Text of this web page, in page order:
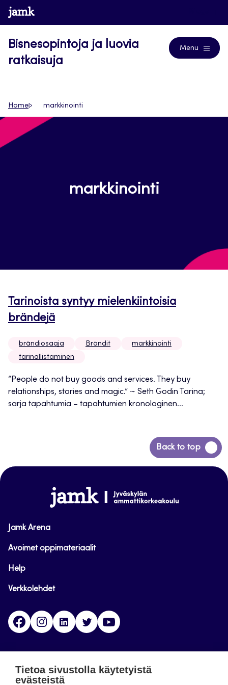
Siirry
suoraan
www.jamk.fi
Bisnesopintoja ja luovia
ratkaisuja
Menu
Home markkinointi
markkinointi
Tarinoista syntyy mielenkiintoisia
brändejä
brändiosaaja Brändit
markkinointi
tarinallistaminen
“People do not buy goods and services. They buy
relationships, stories and magic.” ~ Seth Godin Tarina;
sarja tapahtumia – tapahtumien kronologinen...
Back to top
Siirry
takaisin
www.jamk.fi
Jamk Arena
Avoimet oppimateriaalit
Help
Verkkolehdet
FacebookInstagramLinkedinTwitter
Tietoa sivustolla käytetyistä
evästeistä